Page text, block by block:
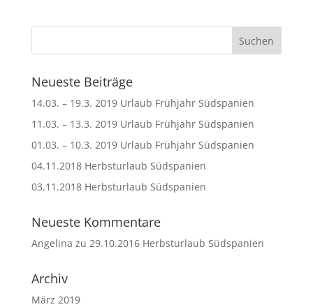
Neueste Beiträge
14.03. – 19.3. 2019 Urlaub Frühjahr Südspanien
11.03. – 13.3. 2019 Urlaub Frühjahr Südspanien
01.03. – 10.3. 2019 Urlaub Frühjahr Südspanien
04.11.2018 Herbsturlaub Südspanien
03.11.2018 Herbsturlaub Südspanien
Neueste Kommentare
Angelina zu 29.10.2016 Herbsturlaub Südspanien
Archiv
März 2019